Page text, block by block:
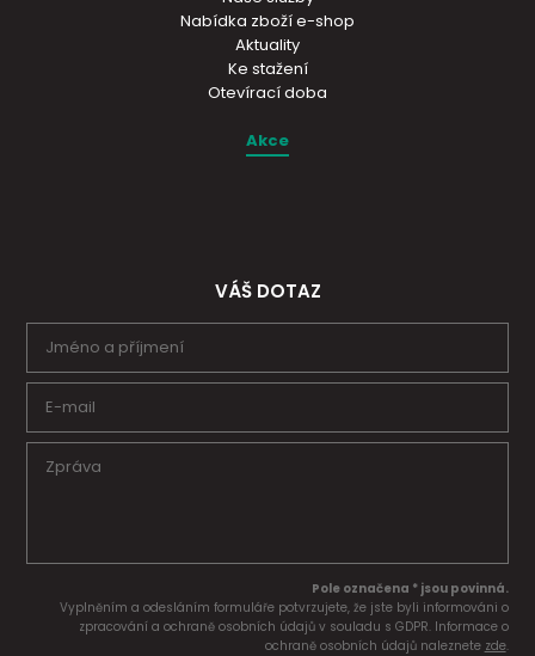
Nabídka zboží e-shop
Aktuality
Ke stažení
Otevírací doba
Akce
VÁŠ DOTAZ
Pole označena * jsou povinná.
Vyplněním a odesláním formuláře potvrzujete, že jste byli informováni o
zpracování a ochraně osobních údajů v souladu s GDPR. Informace o
ochraně osobních údajů naleznete zde.